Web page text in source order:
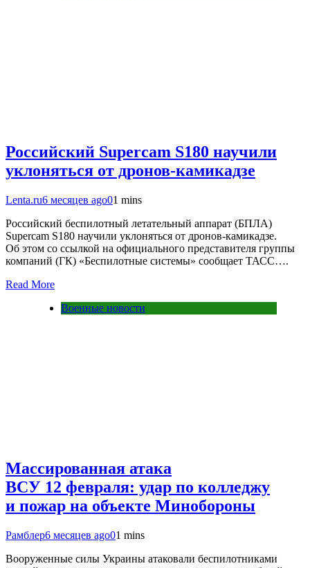
Российский Supercam S180 научили
уклоняться от дронов-камикадзе
Lenta.ru6 месяцев ago01 mins
Российский беспилотный летательный аппарат (БПЛА)
Supercam S180 научили уклоняться от дронов-камикадзе.
Об этом со ссылкой на официального представителя группы
компаний (ГК) «Беспилотные системы» сообщает ТАСС….
Read More
Военные новости
Массированная атака
ВСУ 12 февраля: удар по колледжу
и пожар на объекте Минобороны
Рамблер6 месяцев ago01 mins
Вооруженные силы Украины атаковали беспилотниками